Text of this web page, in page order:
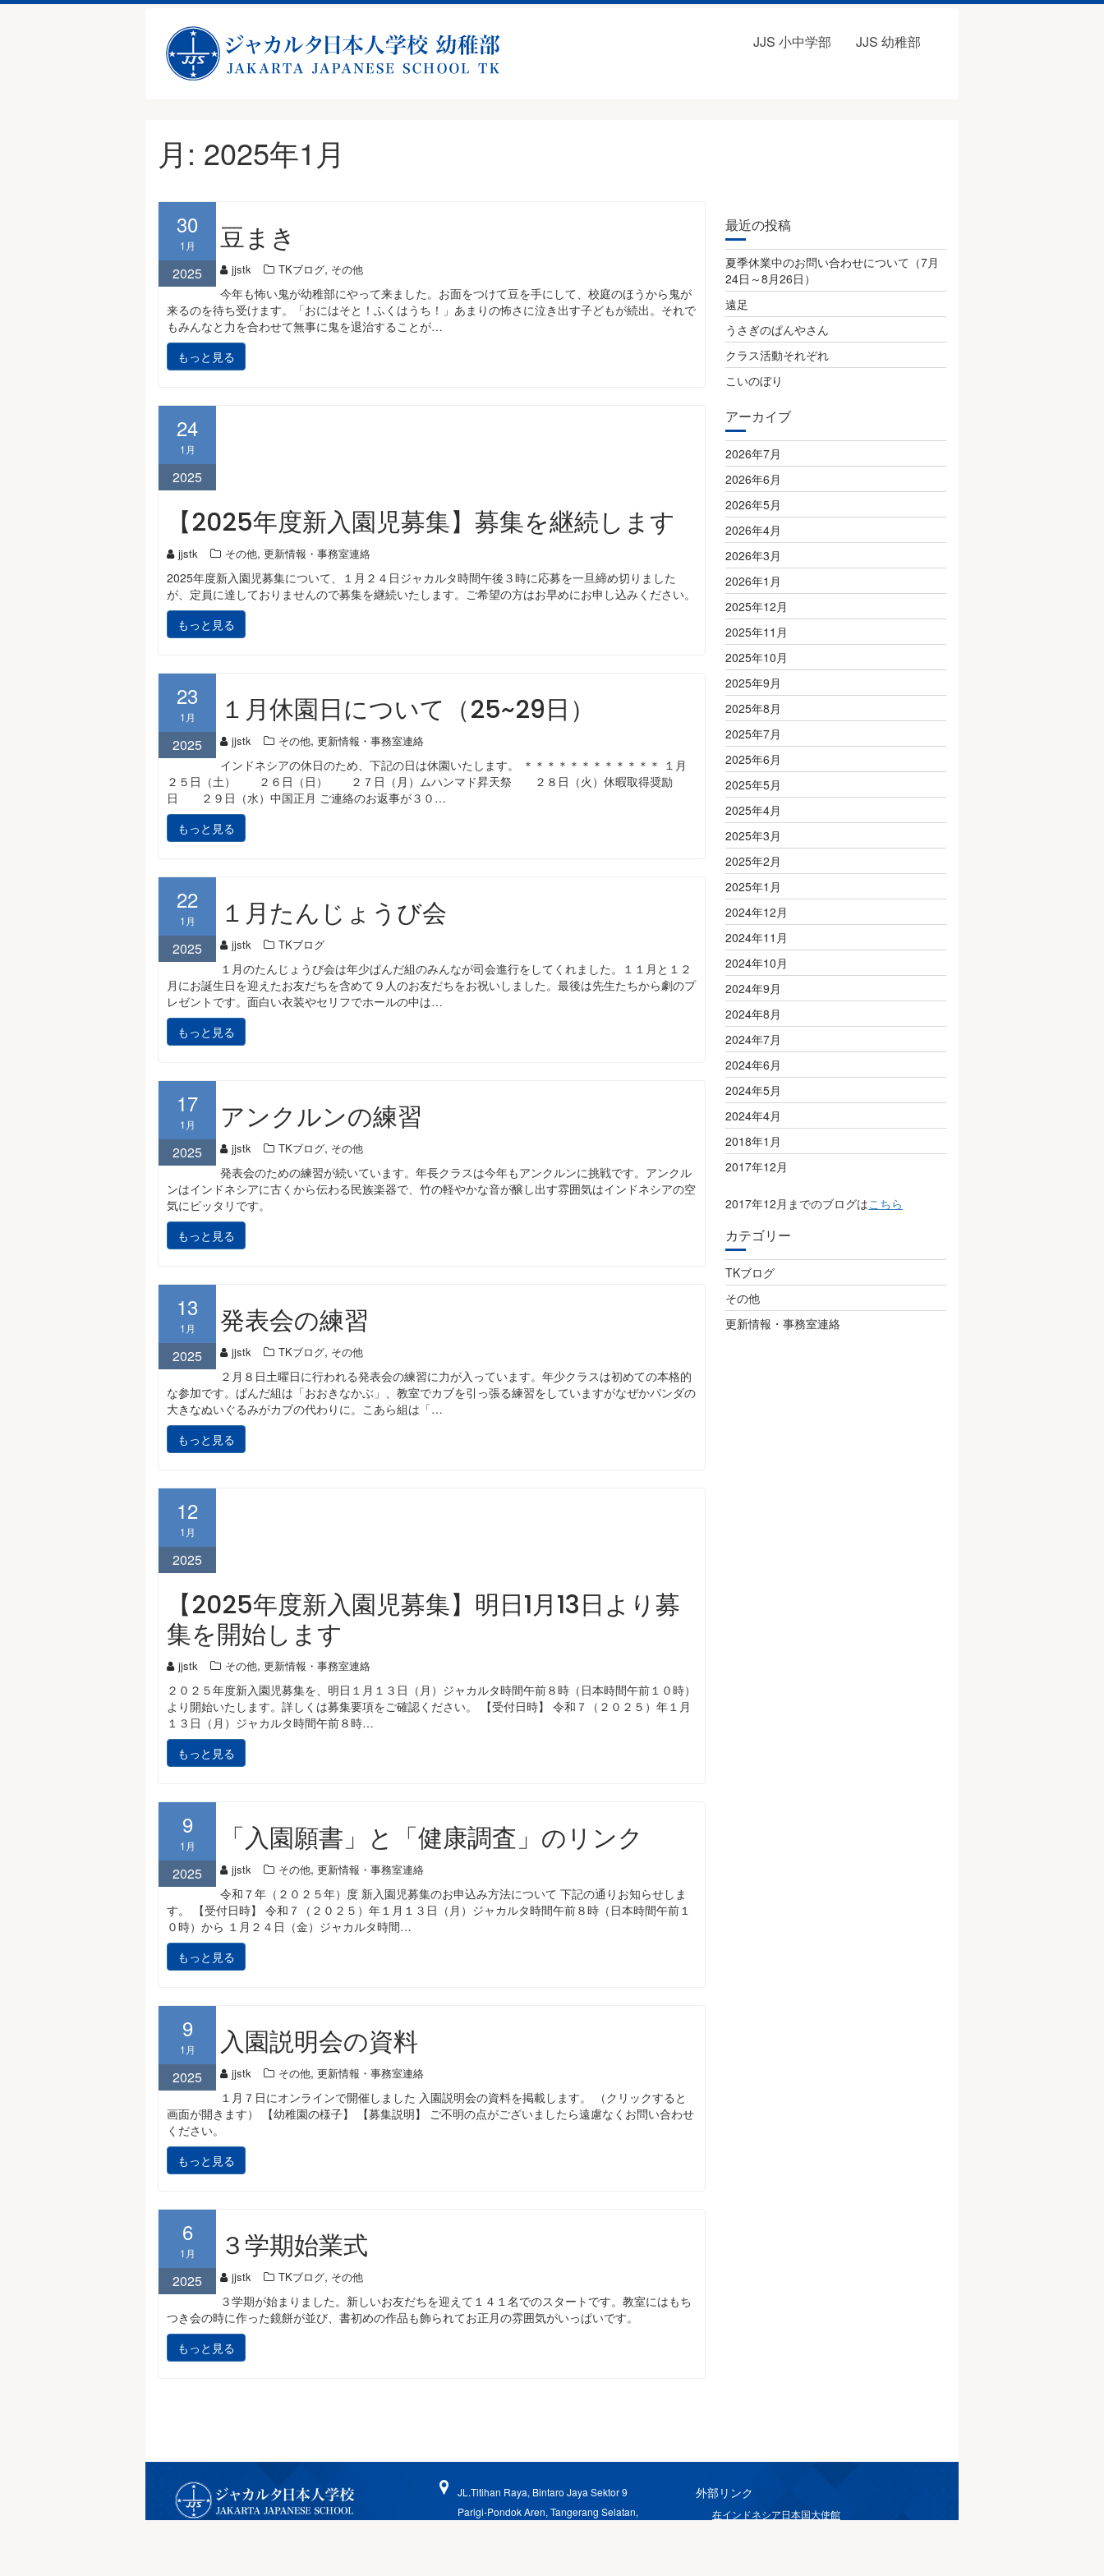
content
JJS 小中学部 JJS 幼稚部
月: 2025年1月
30
1月
2025
豆まき
jjstk TKブログ, その他
今年も怖い鬼が幼稚部にやって来ました。お面をつけて豆を手にして、校庭のほうから鬼が
来るのを待ち受けます。「おにはそと！ふくはうち！」あまりの怖さに泣き出す子どもが続出。それで
もみんなと力を合わせて無事に鬼を退治することが…
もっと見る
24
1月
2025
【2025年度新入園児募集】募集を継続します
jjstk その他, 更新情報・事務室連絡
2025年度新入園児募集について、１月２４日ジャカルタ時間午後３時に応募を一旦締め切りました
が、定員に達しておりませんので募集を継続いたします。ご希望の方はお早めにお申し込みください。
もっと見る
23
1月
2025
１月休園日について（25~29日）
jjstk その他, 更新情報・事務室連絡
インドネシアの休日のため、下記の日は休園いたします。 ＊＊＊＊＊＊＊＊＊＊＊＊ １月
２５日（土） ２６日（日） ２７日（月）ムハンマド昇天祭 ２８日（火）休暇取得奨励
日 ２９日（水）中国正月 ご連絡のお返事が３０…
もっと見る
22
1月
2025
１月たんじょうび会
jjstk TKブログ
１月のたんじょうび会は年少ぱんだ組のみんなが司会進行をしてくれました。１１月と１２
月にお誕生日を迎えたお友だちを含めて９人のお友だちをお祝いしました。最後は先生たちから劇のプ
レゼントです。面白い衣装やセリフでホールの中は…
もっと見る
17
1月
2025
アンクルンの練習
jjstk TKブログ, その他
発表会のための練習が続いています。年長クラスは今年もアンクルンに挑戦です。アンクル
ンはインドネシアに古くから伝わる民族楽器で、竹の軽やかな音が醸し出す雰囲気はインドネシアの空
気にピッタリです。
もっと見る
13
1月
2025
発表会の練習
jjstk TKブログ, その他
２月８日土曜日に行われる発表会の練習に力が入っています。年少クラスは初めての本格的
な参加です。ぱんだ組は「おおきなかぶ」、教室でカブを引っ張る練習をしていますがなぜかパンダの
大きなぬいぐるみがカブの代わりに。こあら組は「…
もっと見る
12
1月
2025
【2025年度新入園児募集】明日1月13日より募
集を開始します
jjstk その他, 更新情報・事務室連絡
２０２５年度新入園児募集を、明日１月１３日（月）ジャカルタ時間午前８時（日本時間午前１０時）
より開始いたします。詳しくは募集要項をご確認ください。 【受付日時】 令和７（２０２５）年１月
１３日（月）ジャカルタ時間午前８時…
もっと見る
9
1月
2025
「入園願書」と「健康調査」のリンク
jjstk その他, 更新情報・事務室連絡
令和７年（２０２５年）度 新入園児募集のお申込み方法について 下記の通りお知らせしま
す。 【受付日時】 令和７（２０２５）年１月１３日（月）ジャカルタ時間午前８時（日本時間午前１
０時）から １月２４日（金）ジャカルタ時間…
もっと見る
9
1月
2025
入園説明会の資料
jjstk その他, 更新情報・事務室連絡
１月７日にオンラインで開催しました 入園説明会の資料を掲載します。 （クリックすると
画面が開きます） 【幼稚園の様子】 【募集説明】 ご不明の点がございましたら遠慮なくお問い合わせ
ください。
もっと見る
6
1月
2025
３学期始業式
jjstk TKブログ, その他
３学期が始まりました。新しいお友だちを迎えて１４１名でのスタートです。教室にはもち
つき会の時に作った鏡餅が並び、書初めの作品も飾られてお正月の雰囲気がいっぱいです。
もっと見る
最近の投稿
夏季休業中のお問い合わせについて（7月
24日～8月26日）
遠足
うさぎのぱんやさん
クラス活動それぞれ
こいのぼり
アーカイブ
2026年7月
2026年6月
2026年5月
2026年4月
2026年3月
2026年1月
2025年12月
2025年11月
2025年10月
2025年9月
2025年8月
2025年7月
2025年6月
2025年5月
2025年4月
2025年3月
2025年2月
2025年1月
2024年12月
2024年11月
2024年10月
2024年9月
2024年8月
2024年7月
2024年6月
2024年5月
2024年4月
2018年1月
2017年12月
2017年12月までのブログはこちら
カテゴリー
TKブログ
その他
更新情報・事務室連絡
JL.Titihan Raya, Bintaro Jaya Sektor 9
Parigi-Pondok Aren, Tangerang Selatan,
外部リンク
在インドネシア日本国大使館